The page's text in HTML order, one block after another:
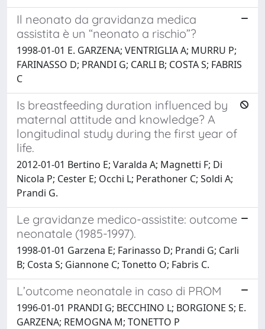
Il neonato da gravidanza medica
assistita è un “neonato a rischio”?
1998-01-01 E. GARZENA; VENTRIGLIA A; MURRU P;
FARINASSO D; PRANDI G; CARLI B; COSTA S; FABRIS
C
Is breastfeeding duration influenced by
maternal attitude and knowledge? A
longitudinal study during the first year of
life.
2012-01-01 Bertino E; Varalda A; Magnetti F; Di
Nicola P; Cester E; Occhi L; Perathoner C; Soldi A;
Prandi G.
Le gravidanze medico-assistite: outcome
neonatale (1985-1997).
1998-01-01 Garzena E; Farinasso D; Prandi G; Carli
B; Costa S; Giannone C; Tonetto O; Fabris C.
L’outcome neonatale in caso di PROM
1996-01-01 PRANDI G; BECCHINO L; BORGIONE S; E.
GARZENA; REMOGNA M; TONETTO P